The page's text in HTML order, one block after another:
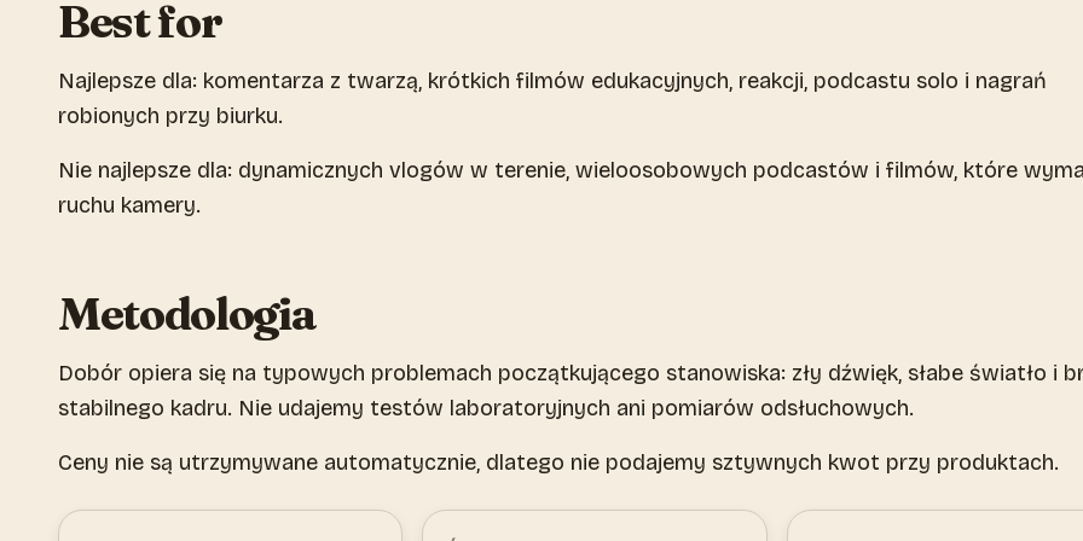
Best for
Najlepsze dla: komentarza z twarzą, krótkich filmów edukacyjnych, reakcji, podcastu solo i nagrań
robionych przy biurku.
Nie najlepsze dla: dynamicznych vlogów w terenie, wieloosobowych podcastów i filmów, które
ruchu kamery.
Metodologia
Dobór opiera się na typowych problemach początkującego stanowiska: zły dźwięk, słabe światło i
stabilnego kadru. Nie udajemy testów laboratoryjnych ani pomiarów odsłuchowych.
Ceny nie są utrzymywane automatycznie, dlatego nie podajemy sztywnych kwot przy produktach.